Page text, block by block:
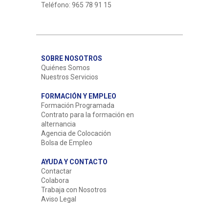
Teléfono: 965 78 91 15
SOBRE NOSOTROS
Quiénes Somos
Nuestros Servicios
FORMACIÓN Y EMPLEO
Formación Programada
Contrato para la formación en
alternancia
Agencia de Colocación
Bolsa de Empleo
AYUDA Y CONTACTO
Contactar
Colabora
Trabaja con Nosotros
Aviso Legal